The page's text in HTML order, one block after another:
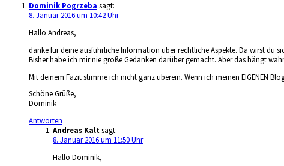
Dominik Pogrzeba sagt:
8. Januar 2016 um 10:42 Uhr
Hallo Andreas,
danke für deine ausführliche Information über rechtliche Aspekte. Da wirst du
Bisher habe ich mir nie große Gedanken darüber gemacht. Aber das hängt
Mit deinem Fazit stimme ich nicht ganz überein. Wenn ich meinen EIGENEN
Schöne Grüße,
Dominik
Antworten
Andreas Kalt sagt:
8. Januar 2016 um 11:50 Uhr
Hallo Dominik,